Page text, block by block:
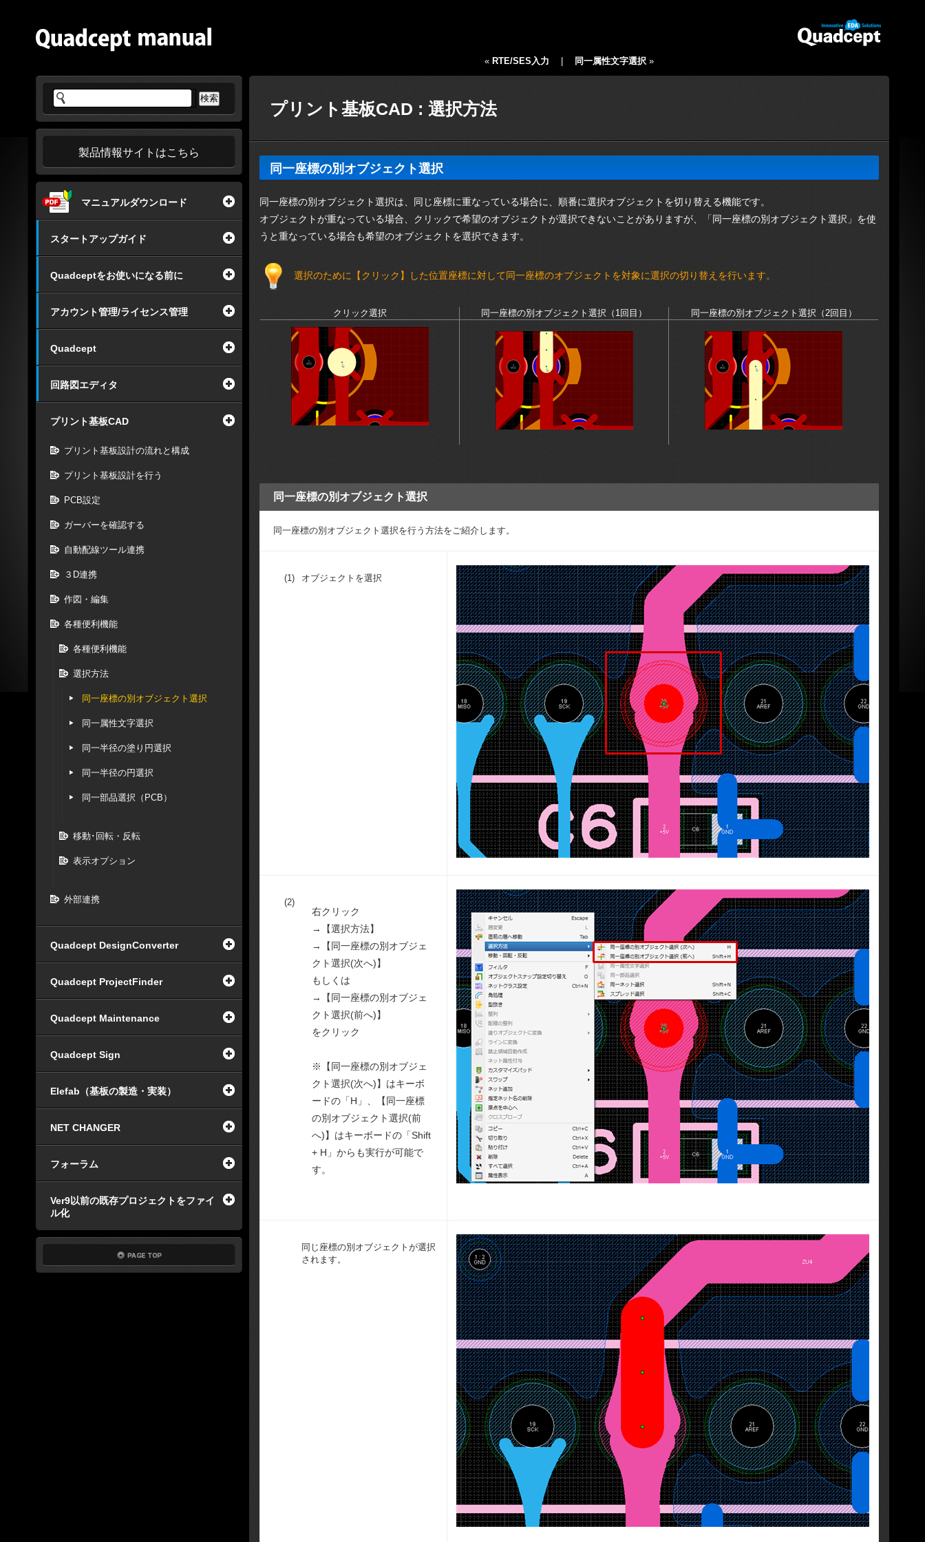
製品情報サイトはこちら
マニュアルダウンロード
スタートアップガイド
Quadceptをお使いになる前に
アカウント管理/ライセンス管理
Quadcept
回路図エディタ
プリント基板CAD
プリント基板設計の流れと構成
プリント基板設計を行う
PCB設定
ガーバーを確認する
自動配線ツール連携
３D連携
作図・編集
各種便利機能
各種便利機能
選択方法
同一座標の別オブジェクト選択
同一属性文字選択
同一半径の塗り円選択
同一半径の円選択
同一部品選択（PCB）
移動･回転・反転
表示オプション
外部連携
Quadcept DesignConverter
Quadcept ProjectFinder
Quadcept Maintenance
Quadcept Sign
Elefab（基板の製造・実装）
NET CHANGER
フォーラム
Ver9以前の既存プロジェクトをファイ
ル化
« RTE/SES入力 同一属性文字選択 »
プリント基板CAD : 選択方法
同一座標の別オブジェクト選択
同一座標の別オブジェクト選択は、同じ座標に重なっている場合に、順番に選択オブジェクトを切り替える機能です。
オブジェクトが重なっている場合、クリックで希望のオブジェクトが選択できないことがありますが、「同一座標の別オブジェクト選択」を使
うと重なっている場合も希望のオブジェクトを選択できます。
選択のために【クリック】した位置座標に対して同一座標のオブジェクトを対象に選択の切り替えを行います。
クリック選択 同一座標の別オブジェクト選択（1回目） 同一座標の別オブジェクト選択（2回目）
同一座標の別オブジェクト選択
同一座標の別オブジェクト選択を行う方法をご紹介します。
(1) オブジェクトを選択
(2)
右クリック
→【選択方法】
→【同一座標の別オブジェ
クト選択(次へ)】
もしくは
→【同一座標の別オブジェ
クト選択(前へ)】
をクリック
※【同一座標の別オブジェ
クト選択(次へ)】はキーボ
ードの「H」、【同一座標
の別オブジェクト選択(前
へ)】はキーボードの「Shift
+ H」からも実行が可能で
す。
同じ座標の別オブジェクトが選択
されます。